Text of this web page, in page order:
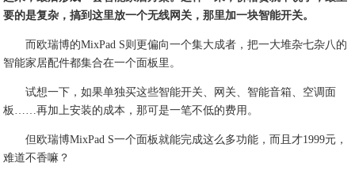
要的是复杂，搞到这里放一个无线网关，那里加一块智能开关。
而欧瑞博的MixPad S则更偏向一个集大成者，把一大堆杂七杂八的
智能家居配件都集合在一个面板里。
试想一下，如果单独买这些智能开关、网关、智能音箱、空调面
板……再加上安装的成本，那可是一笔不低的费用。
但欧瑞博MixPad S一个面板就能完成这么多功能，而且才1999元，
难道不香嘛？